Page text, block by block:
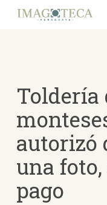
Toldería
autorizó
una
pago